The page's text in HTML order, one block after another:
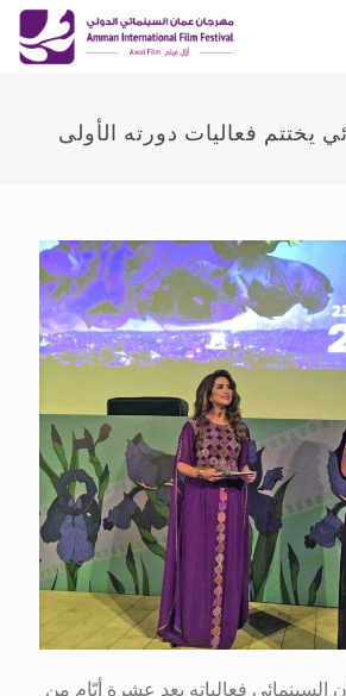
يختتم فعاليات دورته الأولى
السينمائي فعالياته بعد عشرة أيّام من